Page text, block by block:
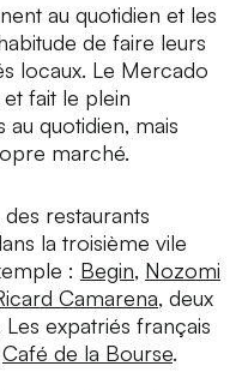
au quotidien et les
de faire leurs
locaux. Le Mercado
fait le plein
au quotidien, mais
marché.
restaurants
la troisième vile
: Begin, Nozomi
Camarena, deux
expatriés français
Café de la Bourse.